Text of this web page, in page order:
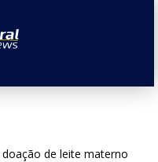
de leite materno